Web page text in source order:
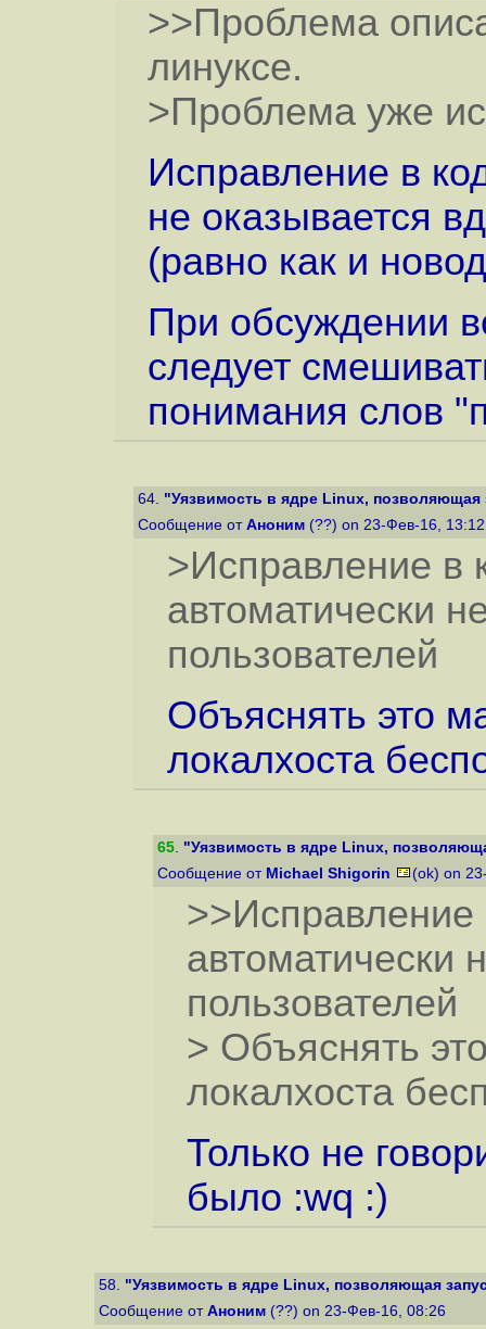
>>Проблема
линуксе.
>Проблема уже
Исправление в
не оказывается
(равно как и
При обсуждении
следует
понимания слов
64. "Уязвимость в ядре Linux, позволяющая
Сообщение от Аноним (??) on 23-Фев-16,
>Исправление в
автоматически
пользователей
Объяснять это
локалхоста
65. "Уязвимость в ядре Linux,
Сообщение от Michael Shigorin (ok) on
>>Исправление
автоматически
пользователей
> Объяснять
локалхоста
Только не
было :wq :)
58. "Уязвимость в ядре Linux, позволяющая
Сообщение от Аноним (??) on 23-Фев-16, 08:26